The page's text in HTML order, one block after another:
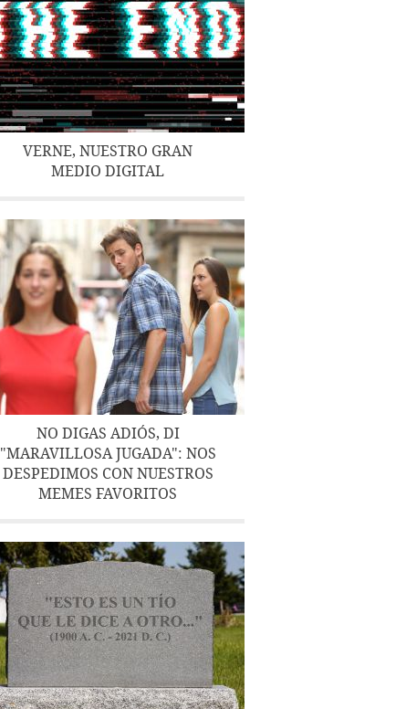
VERNE, NUESTRO GRAN
MEDIO DIGITAL
NO DIGAS ADIÓS, DI
"MARAVILLOSA JUGADA": NOS
DESPEDIMOS CON NUESTROS
MEMES FAVORITOS